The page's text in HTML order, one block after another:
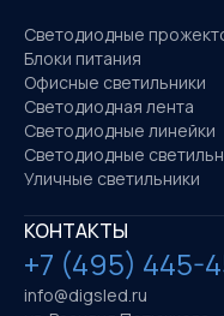
Светодиодные
Блоки питания
Офисные светильники
Светодиодная лента
Светодиодные линейки
Светодиодные
Уличные светильники
КОНТАКТЫ
+7 (495) 445-
info@digsled.ru